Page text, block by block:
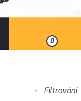
0
Filtrování